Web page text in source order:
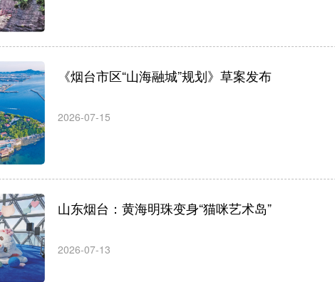
《烟台市区“山海融城”规划》草案发布
2026-07-15
山东烟台：黄海明珠变身“猫咪艺术岛”
2026-07-13